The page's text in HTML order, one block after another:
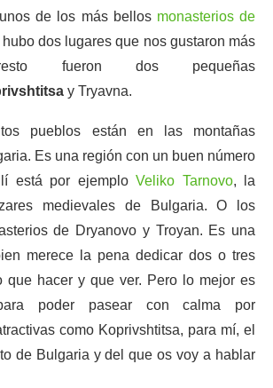
de los más bellos monasterios de
dos lugares que nos gustaron más
fueron dos pequeñas
y Tryavna.
pueblos están en las montañas
Es una región con un buen número
está por ejemplo Veliko Tarnovo, la
medievales de Bulgaria. O los
de Dryanovo y Troyan. Es una
merece la pena dedicar dos o tres
que hacer y que ver. Pero lo mejor es
poder pasear con calma por
como Koprivshtitsa, para mí, el
de Bulgaria y del que os voy a hablar